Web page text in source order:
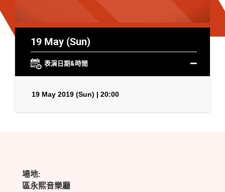
19 May (Sun)
表演日期&時間
19 May 2019 (Sun) | 20:00
場地:
區永熙音樂廳